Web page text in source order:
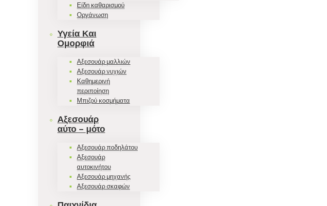
Είδη καθαρισμού
Οργάνωση
Υγεία Και
Ομορφιά
Αξεσουάρ μαλλιών
Αξεσουάρ νυχιών
Καθημερινή
περιποίηση
Μπιζού κοσμήματα
Αξεσουάρ
αύτο – μότο
Αξεσουάρ ποδηλάτου
Αξεσουάρ
αυτοκινήτου
Αξεσουάρ μηχανής
Αξεσουάρ σκαφών